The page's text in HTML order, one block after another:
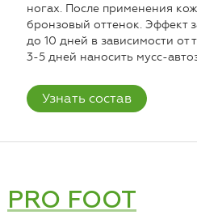
ногах. После применения
бронзовый оттенок. Эффект
до 10 дней в зависимости от
3-5 дней наносить мусс-
Узнать состав
PRO FOOT